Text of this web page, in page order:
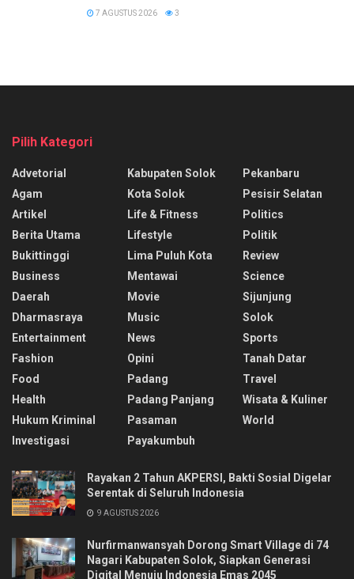
7 AGUSTUS 2026 3
Pilih Kategori
Advetorial
Agam
Artikel
Berita Utama
Bukittinggi
Business
Daerah
Dharmasraya
Entertainment
Fashion
Food
Health
Hukum Kriminal
Investigasi
Kabupaten Solok
Kota Solok
Life & Fitness
Lifestyle
Lima Puluh Kota
Mentawai
Movie
Music
News
Opini
Padang
Padang Panjang
Pasaman
Payakumbuh
Pekanbaru
Pesisir Selatan
Politics
Politik
Review
Science
Sijunjung
Solok
Sports
Tanah Datar
Travel
Wisata & Kuliner
World
Rayakan 2 Tahun AKPERSI, Bakti Sosial Digelar
Serentak di Seluruh Indonesia
9 AGUSTUS 2026
Nurfirmanwansyah Dorong Smart Village di 74
Nagari Kabupaten Solok, Siapkan Generasi
Digital Menuju Indonesia Emas 2045